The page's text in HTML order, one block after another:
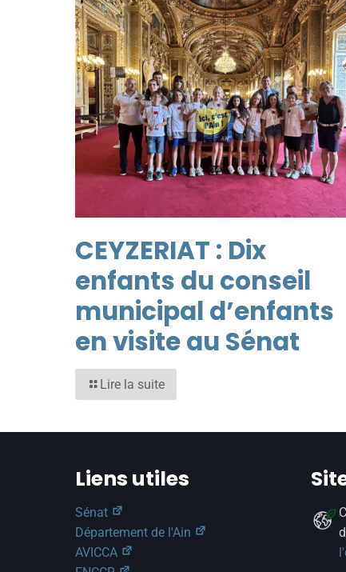
CEYZERIAT : Dix
enfants du conseil
municipal d’enfants
en visite au Sénat
Lire la suite
Liens utiles
Sénat
Département de l'Ain
AVICCA